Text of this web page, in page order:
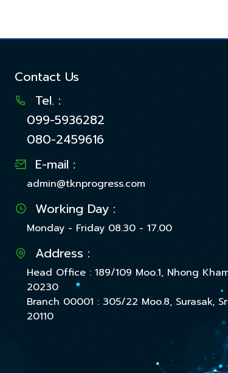
Contact Us
Tel. :
099-5936282
080-2459616
E-mail :
admin@tknprogress.com
Working Day :
Monday - Friday 08.30 - 17.00
Address :
Head Office : 189/109 Moo.1, Nhong
20230
Branch 00001 : 305/22 Moo.8, Surasak,
20110